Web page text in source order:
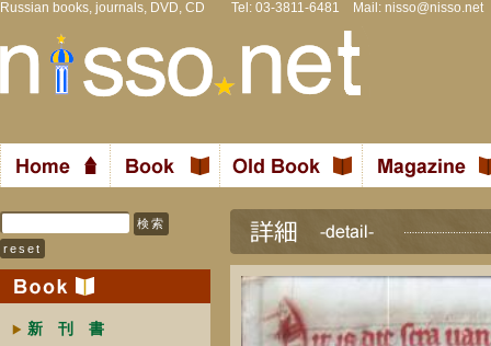
Russian books, journals, DVD, CD Tel: 03-3811-6481 Mail: nisso@nisso.net
新 刊 書